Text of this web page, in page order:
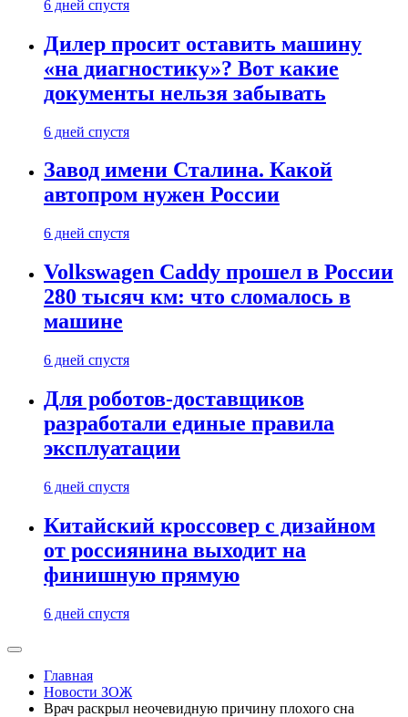
6 дней спустя
Дилер просит оставить машину
«на диагностику»? Вот какие
документы нельзя забывать
6 дней спустя
Завод имени Сталина. Какой
автопром нужен России
6 дней спустя
Volkswagen Caddy прошел в России
280 тысяч км: что сломалось в
машине
6 дней спустя
Для роботов-доставщиков
разработали единые правила
эксплуатации
6 дней спустя
Китайский кроссовер с дизайном
от россиянина выходит на
финишную прямую
6 дней спустя
Главная
Новости ЗОЖ
Врач раскрыл неочевидную причину плохого сна